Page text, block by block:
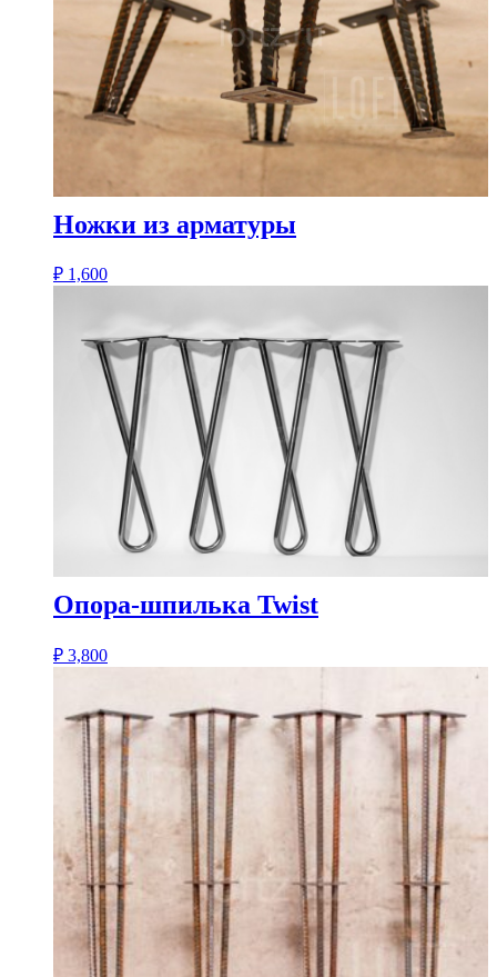
Ножки из арматуры
₽ 1,600
Опора-шпилька Twist
₽ 3,800